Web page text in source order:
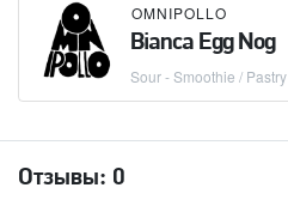
OMNIPOLLO
Bianca Egg Nog
Sour - Smoothie / Pastry
Отзывы: 0